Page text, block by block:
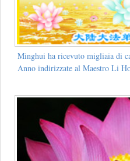
Minghui ha ricevuto migliaia di
Anno indirizzate al Maestro Li